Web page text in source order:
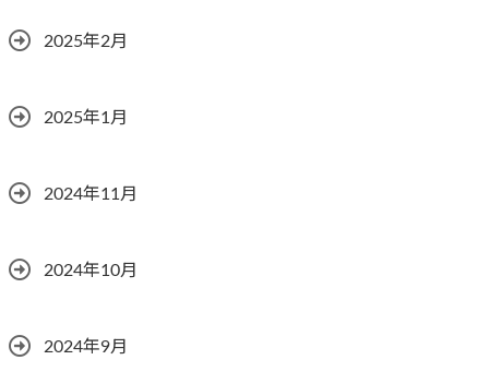
2025年2月
2025年1月
2024年11月
2024年10月
2024年9月